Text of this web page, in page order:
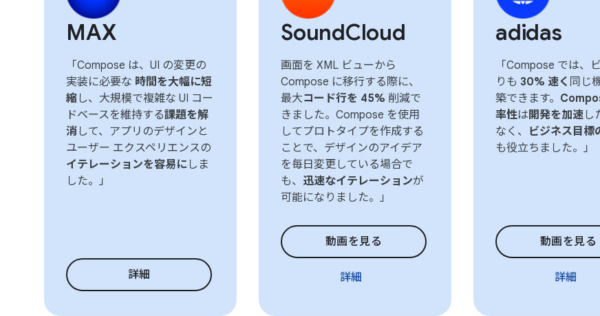
MAX
「Compose は、UI の変更の
実装に必要な 時間を大幅に短
縮 し、大規模で複雑な UI コー
ドベースを維持する課題を解
消 して、アプリのデザインと
ユーザー エクスペリエンスの
イテレーションを容易に しま
した。」
詳細
SoundCloud
画面を XML ビューから
Compose に移行する際に、
最大コード行を 45% 削減で
きました。Compose を使用
してプロトタイプを作成する
ことで、デザインのアイデア
を毎日変更している場合で
も、 迅速なイテレーションが
可能になりました。」
動画を見る
詳細
adidas
「Compose では、
りも 30% 速く 同じ
築できます。
率性は 開発を加速 し
なく、 ビジネス目標
も役立ちました。」
動画を見る
詳細